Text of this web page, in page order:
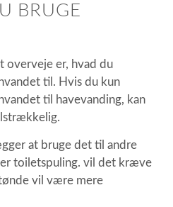
BRUGE
overveje er, hvad du
til. Hvis du kun
til havevanding, kan
at bruge det til andre
toiletspuling. vil det kræve
vil være mere